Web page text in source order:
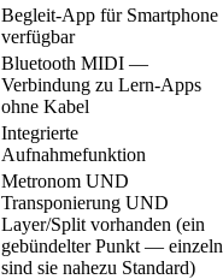
Begleit-App für Smartphone
verfügbar
Bluetooth MIDI —
Verbindung zu Lern-Apps
ohne Kabel
Integrierte
Aufnahmefunktion
Metronom UND
Transponierung UND
Layer/Split vorhanden (ein
gebündelter Punkt — einzeln
sind sie nahezu Standard)